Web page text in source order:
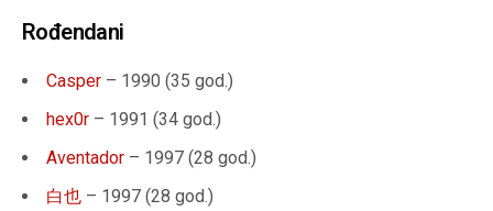
Rođendani
Casper – 1990 (35 god.)
hex0r – 1991 (34 god.)
Aventador – 1997 (28 god.)
白也 – 1997 (28 god.)